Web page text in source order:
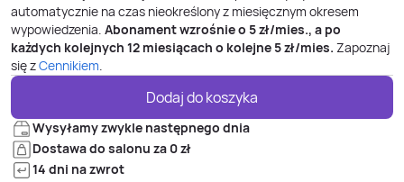
automatycznie na czas nieokreślony z miesięcznym okresem
wypowiedzenia. Abonament wzrośnie o 5zł/mies., a po
każdych kolejnych 12 miesiącach o kolejne5zł/mies. Zapoznaj
się zCennikiem.
Dodaj do koszyka
Wysyłamy zwykle następnego dnia
Dostawa do salonu za 0 zł
14 dni na zwrot